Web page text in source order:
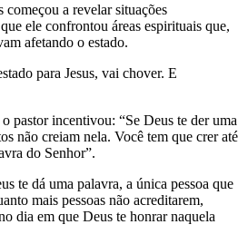
a revelar situações
ele confrontou áreas espirituais que,
afetando o estado.
para Jesus, vai chover. E
pastor incentivou: “Se Deus te der uma
não creiam nela. Você tem que crer até
do Senhor”.
te dá uma palavra, a única pessoa que
mais pessoas não acreditarem,
dia em que Deus te honrar naquela